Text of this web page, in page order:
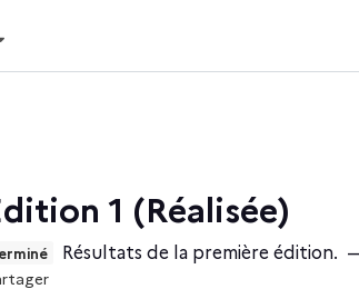
1 (Réalisée)
Résultats de la première édition.